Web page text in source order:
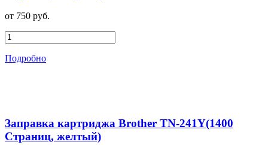
от 750 руб.
Подробно
Заправка картриджа Brother TN-241Y(1400
Страниц, желтый)